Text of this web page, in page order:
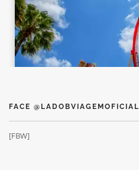
FACE @LADOBVIAGEMOFICIAL
[FBW]